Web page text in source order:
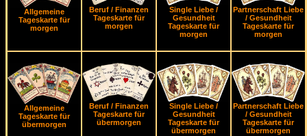
Allgemeine
Tageskarte für
morgen
Beruf / Finanzen
Tageskarte für
morgen
Single Liebe /
Gesundheit
Tageskarte für
morgen
Partnerschaft Liebe
/ Gesundheit
Tageskarte für
morgen
Allgemeine
Tageskarte für
übermorgen
Beruf / Finanzen
Tageskarte für
übermorgen
Single Liebe /
Gesundheit
Tageskarte für
übermorgen
Partnerschaft Liebe
/ Gesundheit
Tageskarte für
übermorgen